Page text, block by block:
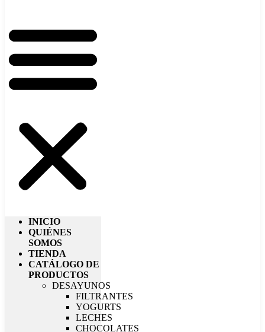
INICIO
QUIÉNES
SOMOS
TIENDA
CATÁLOGO DE
PRODUCTOS
DESAYUNOS
FILTRANTES
YOGURTS
LECHES
CHOCOLATES